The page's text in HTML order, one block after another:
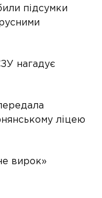
підсумки
нагадує
ліцею
вирок»